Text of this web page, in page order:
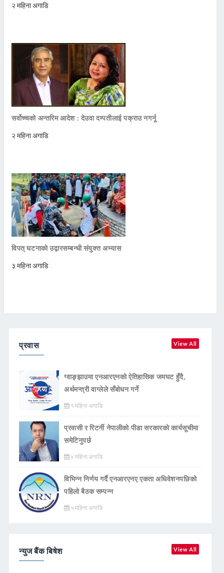
२ महिना अगाडि
सर्वोच्चको अन्तरिम आदेश : देउवा दम्पतीलाई पक्राउ नगर्नू
२ महिना अगाडि
विपत् घटनाको उद्वारसम्बन्धी संयुक्त अभ्यास
३ महिना अगाडि
प्रवास View All
ग्वाङ्झाउमा एनआरएनको ऐतिहासिक जमघट हुँदै,
अर्थमन्त्री वाग्लेले सँबोधन गर्ने
१ महिना अगाडि
प्रवासी र रिटर्नी नेपालीको पीडा सरकारको कार्यसूचीमा
समेटिनुपर्छ
४ महिना अगाडि
विभिन्न निर्णय गर्दै एनआरएनए एकता अधिवेशनपछिको
पहिलो बैठक सम्पन्न
५ महिना अगाडि
न्युज बैंक बिषेश View All